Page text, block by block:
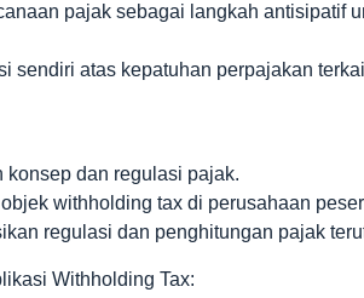
pajak sebagai langkah antisipatif
sendiri atas kepatuhan perpajakan
konsep dan regulasi pajak.
withholding tax di perusahaan
regulasi dan penghitungan pajak
Withholding Tax: